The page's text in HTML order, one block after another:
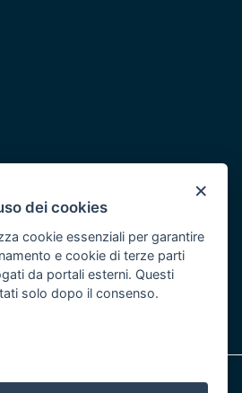
×
dei cookies
cookie essenziali per garantire
e cookie di terze parti
da portali esterni. Questi
solo dopo il consenso.